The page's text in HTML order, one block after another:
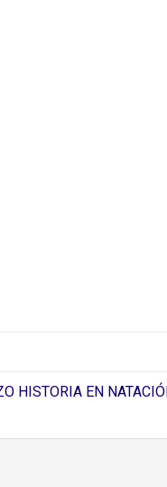
HISTORIA EN